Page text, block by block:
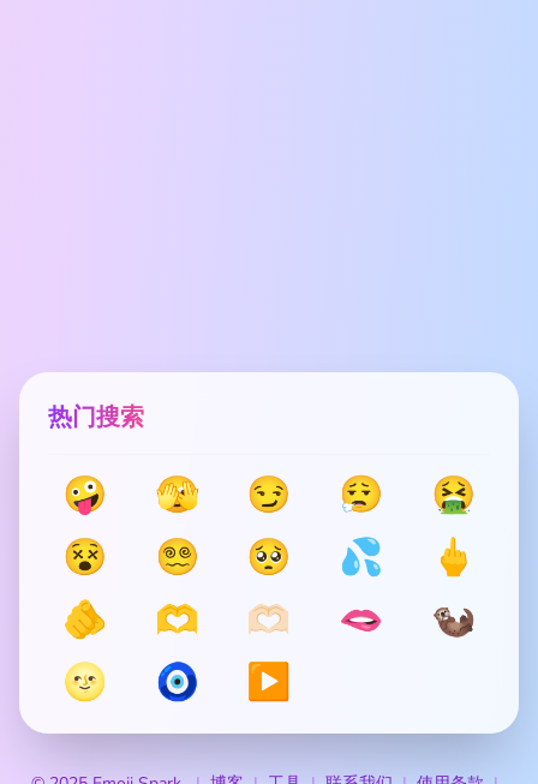
热门搜索
🤪 🫣 😏 😮‍💨
🤮
😵
😵‍💫 🥺 💦
🖕
🫵
🫶 🫶🏻 🫦
🦦
🌝
🧿 ▶️